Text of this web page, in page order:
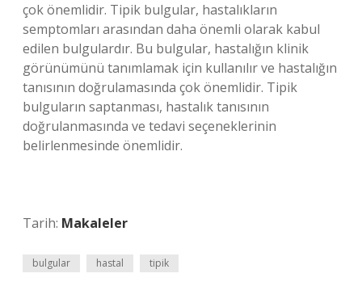
çok önemlidir. Tipik bulgular, hastalıkların
semptomları arasından daha önemli olarak kabul
edilen bulgulardır. Bu bulgular, hastalığın klinik
görünümünü tanımlamak için kullanılır ve hastalığın
tanısının doğrulamasında çok önemlidir. Tipik
bulguların saptanması, hastalık tanısının
doğrulanmasında ve tedavi seçeneklerinin
belirlenmesinde önemlidir.
Tarih: Makaleler
bulgular hastal tipik